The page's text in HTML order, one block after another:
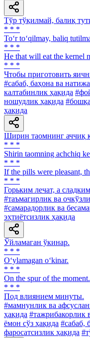
Тўр тўқилмай, балиқ
* * *
To‘r to‘qilmay, baliq
* * *
He that will eat the kernel
* * *
Чтобы приготовить
#сабаб, баҳона ва
калтабинлик ҳақида
ношудлик ҳақида
ҳақида
Ширин таомнинг аччиқ
* * *
Shirin taomning achchiq
* * *
If the pills were pleasant,
* * *
Горьким лечат, а
#таъмагирлик ва
#самарадорлик ва
эҳтиётсизлик ҳақида
Ўйламаган ўкинар.
* * *
O‘ylamagan o‘kinar.
* * *
On the spur of the moment.
* * *
Под влиянием минуты.
#мамнунлик ва
ҳақида #тажрибакорлик
ёмон сўз ҳақида #сабаб,
фаросатсизлик ҳақида